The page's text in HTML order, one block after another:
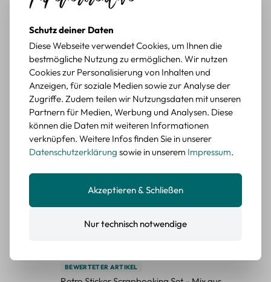
Retro Briefmarken Sticker Set – 45 Papier-
Sticker mit Wald- und Tiermotiven
Durchschnittliche Bewertung von 5 von 5 Sternen
Erika G.diesen Monat Verifizierter Kauf
Schöne Motive
Die Sticker passen gut zu meinen Büchern, würde sie
wieder kaufen.
BEWERTETER ARTIKEL
Retro Blumen Sticker Set – 45 Stück mit 15
Farbe: F
BEWERTETER ARTIKEL
Schutz deiner Daten
Diese Webseite verwendet Cookies, um Ihnen die
bestmögliche Nutzung zu ermöglichen. Wir nutzen
Cookies zur Personalisierung von Inhalten und
Anzeigen, für soziale Medien sowie zur Analyse der
Zugriffe. Zudem teilen wir Nutzungsdaten mit unseren
Partnern für Medien, Werbung und Analysen. Diese
können die Daten mit weiteren Informationen
verknüpfen. Weitere Infos finden Sie in unserer
Datenschutzerklärung sowie in unserem Impressum.
Nur technisch notwendige
Akzeptieren & Schließen